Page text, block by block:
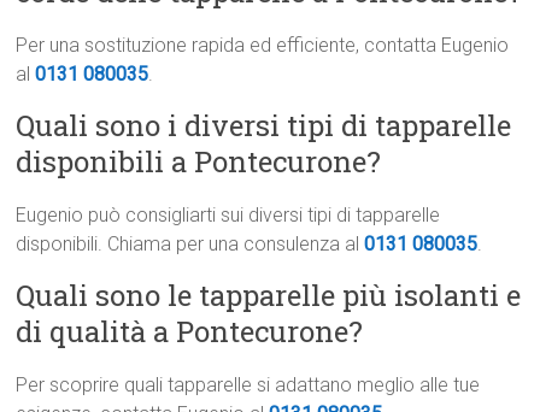
Per una sostituzione rapida ed efficiente, contatta Eugenio
al0131 080035.
Quali sono i diversi tipi di tapparelle
disponibili a Pontecurone?
Eugenio può consigliarti sui diversi tipi di tapparelle
disponibili. Chiama per una consulenza al0131 080035.
Quali sono le tapparelle più isolanti e
di qualità a Pontecurone?
Per scoprire quali tapparelle si adattano meglio alle tue